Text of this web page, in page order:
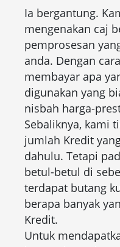
Ia bergantung.
mengenakan caj
pemprosesan
anda. Dengan
membayar apa
digunakan yang
nisbah harga-
Sebaliknya, kami
jumlah Kredit
dahulu. Tetapi
betul-betul di
terdapat butang
berapa banyak
Kredit.
Untuk